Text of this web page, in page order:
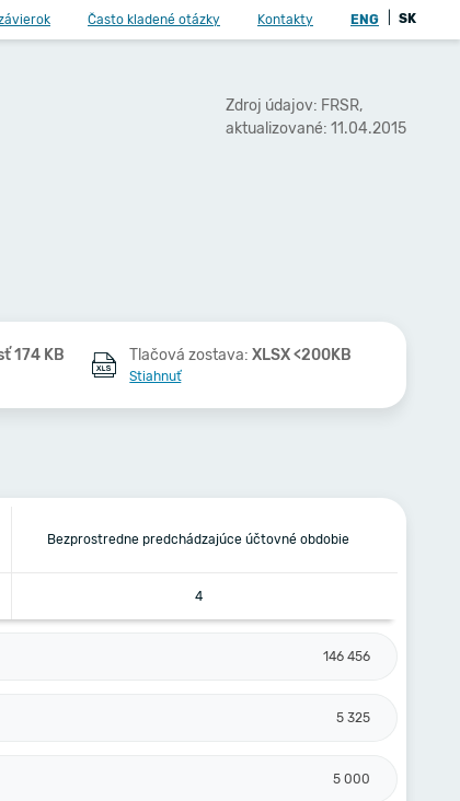
Často kladené otázky Kontakty ENG SK
Zdroj údajov: FRSR,
aktualizované: 11.04.2015
174 KB Tlačová zostava:XLSX <200KB
Stiahnuť
Bezprostredne predchádzajúce účtovné obdobie
4
146 456
5 325
5 000